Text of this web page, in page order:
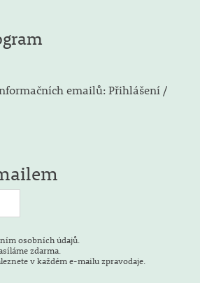
emailů: Přihlášení /
osobních údajů.
zdarma.
v každém e-mailu zpravodaje.